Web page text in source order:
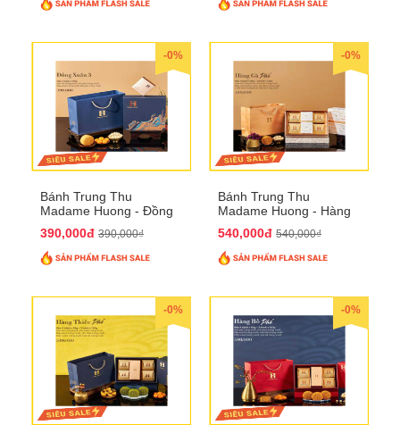
-0%
Bánh Trung Thu
Madame Huong - Đồng
390,000đ 390,000₫
-0%
Bánh Trung Thu
Madame Huong - Hàng
540,000đ 540,000₫
-0% -0%